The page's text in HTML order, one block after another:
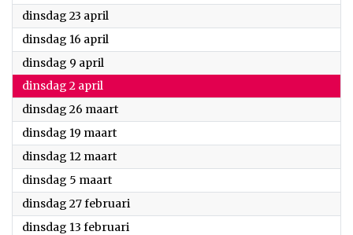
dinsdag 23 april
dinsdag 16 april
dinsdag 9 april
dinsdag 2 april
dinsdag 26 maart2024
dinsdag 19 maart2024
dinsdag 12 maart2024
dinsdag 5 maart2024
dinsdag 27 februari
dinsdag 13 februari